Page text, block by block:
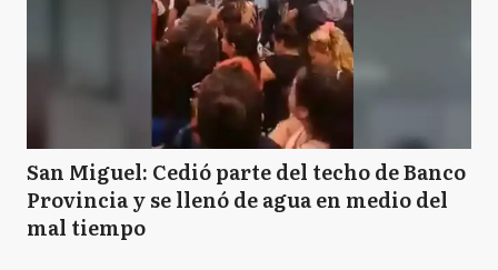
San Miguel: Cedió parte del techo de Banco
Provincia y se llenó de agua en medio del
mal tiempo